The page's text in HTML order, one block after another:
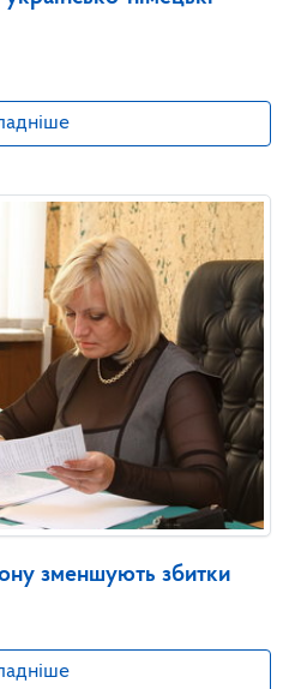
зменшують збитки